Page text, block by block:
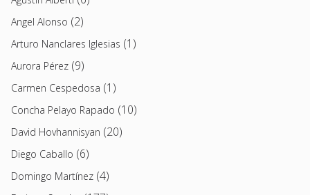
Angel Alonso (2)
Arturo Nanclares Iglesias (1)
Aurora Pérez (9)
Carmen Cespedosa (1)
Concha Pelayo Rapado (10)
David Hovhannisyan (20)
Diego Caballo (6)
Domingo Martínez (4)